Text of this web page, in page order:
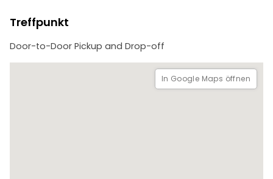
16:30 Uhr, der Sie um 18:00 Uhr wieder an Ihren Wohnort
Dieser private Service (max. 3 Personen) umfasst einen
englischen Reiseleiter, einen Fahrer und einen 5-sitzigen
Kleinwagen, der ein bequemes und persönliches Erlebnis
Treffpunkt
Door-to-Door Pickup and Drop-off
In Google Maps öffnen